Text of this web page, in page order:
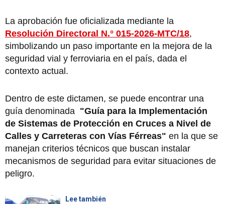
La aprobación fue oficializada mediante la
Resolución Directoral N.° 015-2026-MTC/18,
simbolizando un paso importante en la mejora de la
seguridad vial y ferroviaria en el país, dada el
contexto actual.
Dentro de este dictamen, se puede encontrar una
guía denominada "Guía para la Implementación
de Sistemas de Protección en Cruces a Nivel de
Calles y Carreteras con Vías Férreas" en la que se
manejan criterios técnicos que buscan instalar
mecanismos de seguridad para evitar situaciones de
peligro.
Lee también